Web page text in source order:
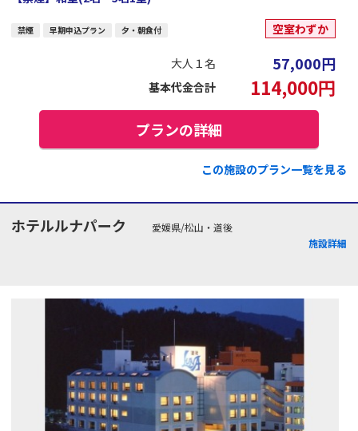
禁煙 早期申込プラン 夕・朝食付 空室わずか
大人１名 57,000円
基本代金合計 114,000円
プランの詳細
この施設のプラン一覧を見る
ホテルルナパーク
愛媛県/松山・道後
施設詳細